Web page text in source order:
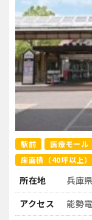
駅前 医療モール
床面積（40坪以上）
所在地
兵庫
アクセス
能勢